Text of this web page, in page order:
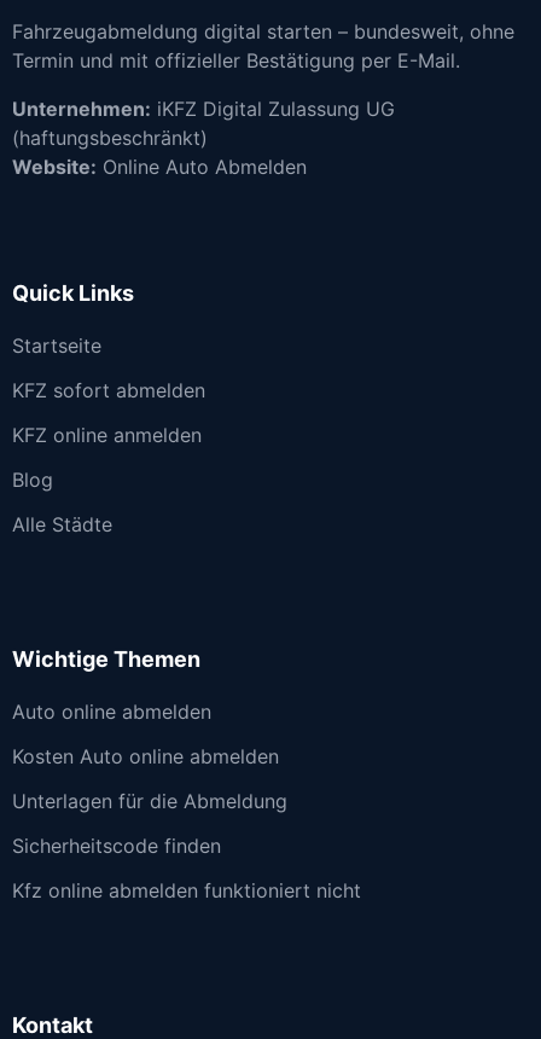
Fahrzeugabmeldung digital starten – bundesweit, ohne
Termin und mit offizieller Bestätigung per E-Mail.
Unternehmen: iKFZ Digital Zulassung UG
(haftungsbeschränkt)
Website: Online Auto Abmelden
Quick Links
Startseite
KFZ sofort abmelden
KFZ online anmelden
Blog
Alle Städte
Wichtige Themen
Auto online abmelden
Kosten Auto online abmelden
Unterlagen für die Abmeldung
Sicherheitscode finden
Kfz online abmelden funktioniert nicht
Kontakt